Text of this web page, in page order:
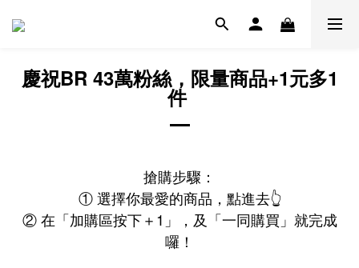
慶祝BR 43萬粉絲，限量商品+1元多1
件
搶購步驟：
① 選擇你最愛的商品，點進去👆
② 在「加購區按下＋1」，及「一同購買」就完成
囉！